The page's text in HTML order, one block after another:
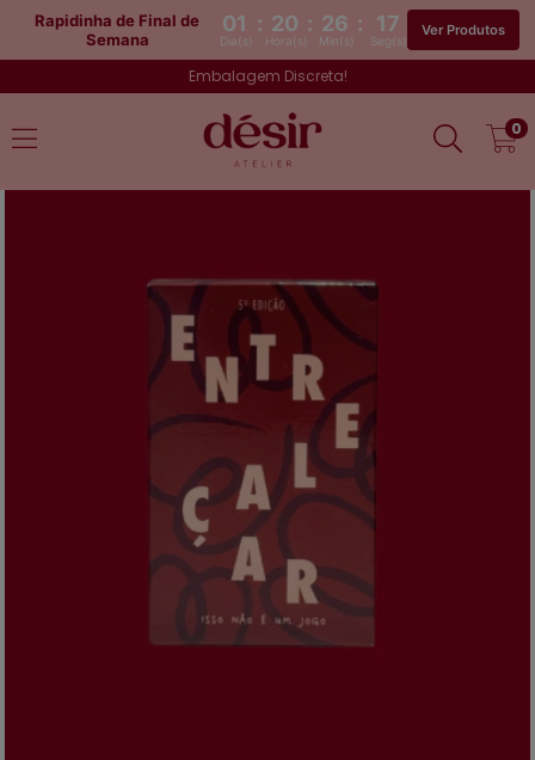
Rapidinha de Final de
Semana
01 : 20 : 26 : 16
Dia(s) Hora(s) Min(s) Seg(s)
Ver Produtos
Embalagem Discreta!
0